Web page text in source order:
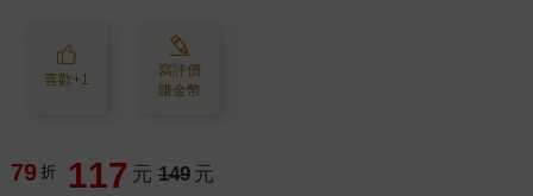
喜歡+1
寫評價
賺金幣
79 折 117 元 149 元